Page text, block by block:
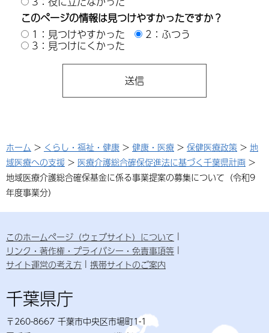
このページの情報は見つけやすかったですか？
1：見つけやすかった
2：ふつう
3：見つけにくかった
ホーム > くらし・福祉・健康 > 健康・医療 > 保健医療政策 > 地
域医療への支援 > 医療介護総合確保促進法に基づく千葉県計画 >
地域医療介護総合確保基金に係る事業提案の募集について（令和9
年度事業分）
このホームページ（ウェブサイト）について
リンク・著作権・プライバシー・免責事項等
サイト運営の考え方
携帯サイトのご案内
千葉県庁
〒260-8667 千葉市中央区市場町1-1